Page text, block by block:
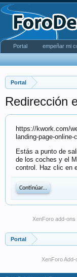
Portal
Redirección
https://kwork.com/
landing-page-
Estás a punto de
de los coches y el
control. Haz clic en
Continúar...
XenForo add-ons
Portal
XenForo
Portal empeñar mi